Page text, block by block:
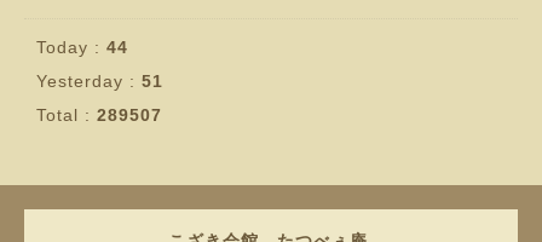
Today : 44
Yesterday : 51
Total : 289507